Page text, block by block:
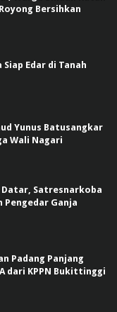
Bersihkan
Edar di Tanah
Yunus Batusangkar
Wali Nagari
Datar, Satresnarkoba
Pengedar Ganja
Padang Panjang
dari KPPN Bukittinggi